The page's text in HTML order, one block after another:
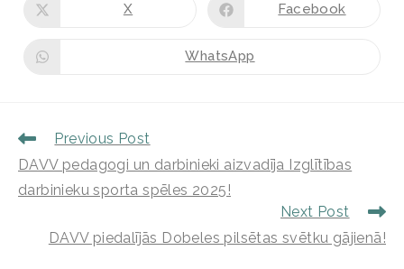
X Facebook
WhatsApp
Previous Post
DAVV pedagogi un darbinieki aizvadīja Izglītības
darbinieku sporta spēles 2025!
Next Post
DAVV piedalījās Dobeles pilsētas svētku gājienā!